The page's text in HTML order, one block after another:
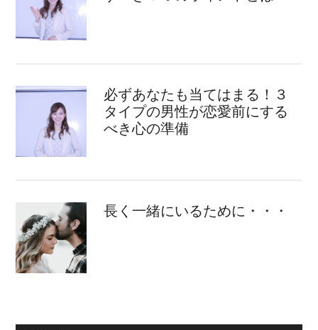
必ずあなたも当てはまる！３
タイプの男性が恋愛前にする
べき心の準備
長く一緒にいるために・・・